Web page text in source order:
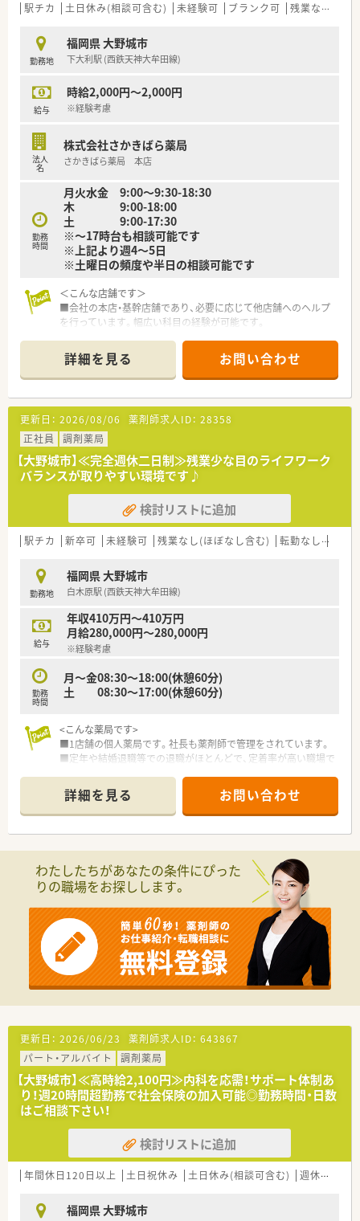
■接客業務など対人業務にも興味がある方！
■幅広い処方内容を経験したい方！
駅チカ 土日休み(相談可含む) 未経験可 ブランク可 残業なし(ほぼなし含む)
勤務地
福岡県 大野城市
下大利駅 (西鉄天神大牟田線)
給与
時給2,000円～2,000円
※経験考慮
法人
名
株式会社さかきばら薬局
さかきばら薬局 本店
勤務
時間
月火水金 9:00～9:30-18:30
木 9:00-18:00
土 9:00-17:30
※～17時台も相談可能です
※上記より週4～5日
※土曜日の頻度や半日の相談可能です
＜こんな店舗です＞
■会社の本店・基幹店舗であり、必要に応じて他店舗へのヘルプ
を行っています。幅広い科目の経験が可能です。
■外来だけでなく、個人在宅も行っています。
■投薬口は仕切りが設置され、じっくり話せるよう患者様も椅子
に座ってお話が出来る環境です。
■徒歩圏内にスーパー、コンビニもあり便利な環境です。
＜こんな薬局です＞
■福岡県大野城市近郊に6店舗以上展開しております。
■昭和61年に開業して以来35年以上の地域に根付いた薬局グル
ープです。
■コロナ前はボーリング、カラオケ大会など社内交流があり、現
在は社長の感謝の気持ちで正月に豪華な弁当支給などを行われ
■新卒採用も行っており、学生の実習受け入れを実施しておりま
すので研修に関しても自信があります。
<ワークライフバランスを推進>
■男性薬剤師も多く、ヘルプ体制も充実している為、必要なお休
みも取りやすいです。
■原則完全週休二日制で祝日が多い月でも公休が減ることはご
ざいません。
<チャレンジできる環境>
■本人が望めば早い段階での管理薬剤師業務やマネジメント業
務など社長と近い環境で色々学ぶことができます。
詳細を見る お問い合わせ
更新日： 2026/08/06 薬剤師求人ID： 28358
正社員
調剤薬局
【大野城市】≪完全週休二日制≫残業少な目のライフワーク
バランスが取りやすい環境です♪
検討リストに追加
駅チカ 新卒可 未経験可 残業なし(ほぼなし含む) 転勤なし
勤務地
福岡県 大野城市
白木原駅 (西鉄天神大牟田線)
給与
年収410万円～410万円
月給280,000円～280,000円
※経験考慮
勤務
時間
月～金08:30～18:00(休憩60分)
土 08:30～17:00(休憩60分)
<こんな薬局です>
■1店舗の個人薬局です。社長も薬剤師で管理をされています。
■定年や結婚退職等での退職がほとんどで、定着率が高い職場で
■薬局周辺にはドラッグストアやコンビニ、ファミレス、銀行な
ど周辺環境が充実しています。
■季節に合わせた飾りや花などがある綺麗な薬局です。
■コアタイムは10:00～16:00ですが休憩は交代でしっかり取れ
ます。
■事務の方も補助に回るため業務負担は少ないです。
詳細を見る お問い合わせ
わたしたちがあなたの条件にぴった
りの職場をお探しします。
更新日： 2026/06/23 薬剤師求人ID： 643867
パート・アルバイト
調剤薬局
【大野城市】≪高時給2,100円≫内科を応需！サポート体制あ
り！週20時間超勤務で社会保険の加入可能◎勤務時間・日数
はご相談下さい！
検討リストに追加
年間休日120日以上 土日祝休み 土日休み(相談可含む) 週休2.5日以上
福岡県 大野城市